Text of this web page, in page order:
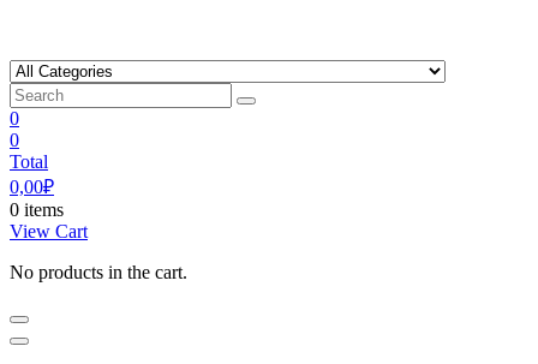
content
0
0
Total
0,00₽
0 items
View Cart
No products in the cart.